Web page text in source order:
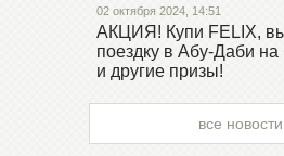
02 октября 2024, 14:51
АКЦИЯ! Купи FELIX,
поездку в Абу-Даби
и другие призы!
все новости